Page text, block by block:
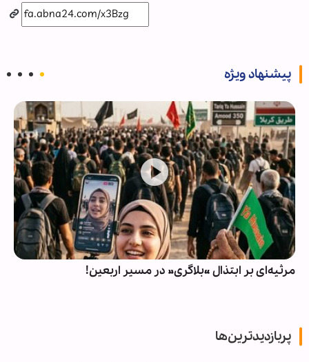
پیشنهاد ویژه
مرثیه‌ای بر ابتذال «بلاگری» در مسیر اربعین!
پربازدیدترین‌ها